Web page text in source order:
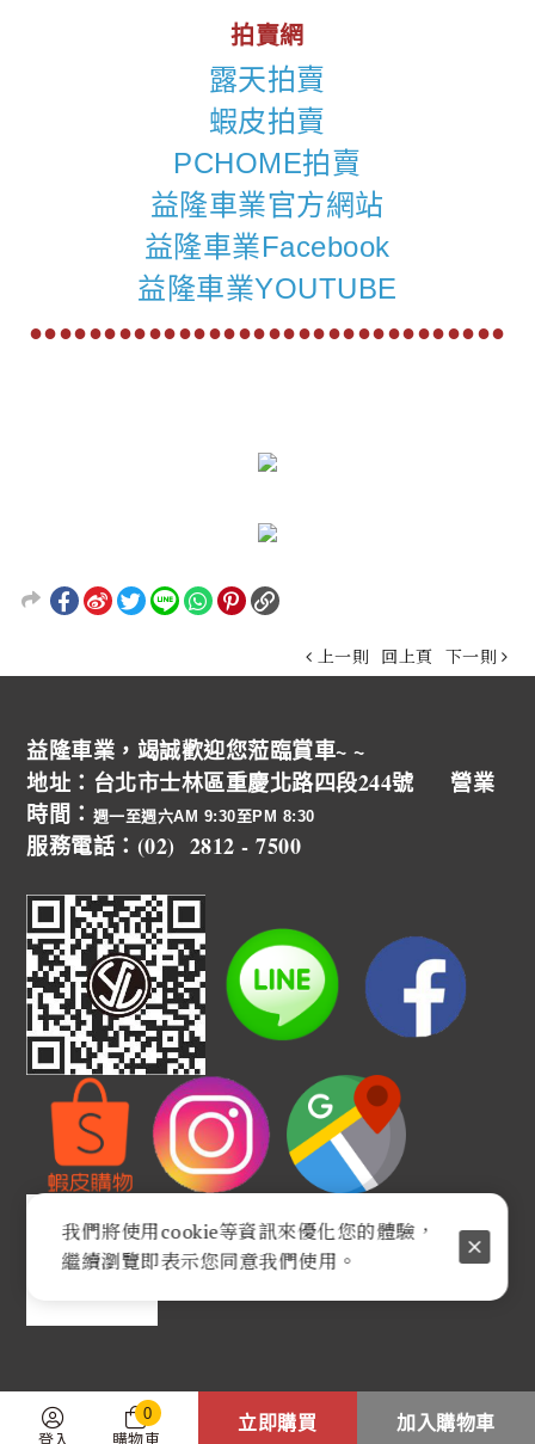
拍賣網
露天拍賣
蝦皮拍賣
PCHOME拍賣
益隆車業官方網站
益隆車業Facebook
益隆車業YOUTUBE
●●●●●●●●●●●●●●●●●●●●●●●●●●●●●●●●
上一則 回上頁 下一則
益隆車業，竭誠歡迎您蒞臨賞車~ ~
地址：台北市士林區重慶北路四段244號 營業
時間： 週一至週六AM 9:30至PM 8:30
服務電話：(02) 2812 - 7500
登入 購物車
0
立即購買 加入購物車
我們將使用cookie等資訊來優化您的體驗，
繼續瀏覽即表示您同意我們使用。